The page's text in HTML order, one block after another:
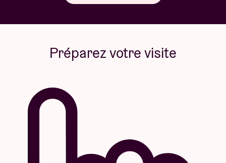
Préparez votre visite